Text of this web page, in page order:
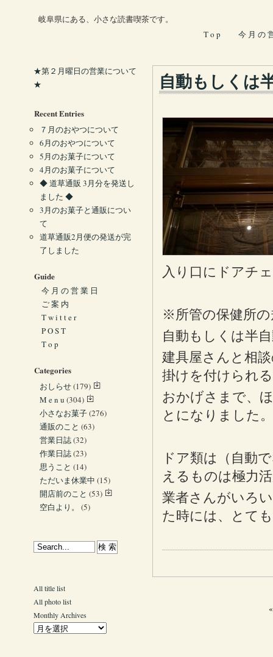
岐阜県にある、小さな読書喫茶です。
T o p
今 月 の
自動もしくは
入り口にドアチ
※所管の保健所
自動もしくは半
建具屋さんと相
掛けを付けられ
おかげさまで、
とになりました。
ドア類は（自動
えるものは極力
業者さんがいろ
た時には、とて
★第２月曜日の営業について
★
Recent Entries
７月のおやつについて
6月のおやつについて
5月のお菓子について
4月のお菓子について
◆ 道草通販 3月分を発送し
ました ◆
3月のお菓子と通販につい
て
道草通販2月便の発送が完
了しました
Guide
今 月 の 営 業 日
ご 案 内
T w i t t e r
P O S T
T o p
Categories
おしらせ(179)
M e n u (304)
小さなお菓子(276)
通販のこと (63)
営業日誌(32)
作業日誌(23)
思うこと (14)
ただいま休業中 (15)
開店前のこと (53)
空白より。
(5)
All title list
All photo list
Monthly Archives